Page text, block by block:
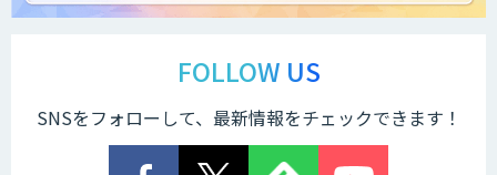
FOLLOW US
SNSをフォローして、最新情報をチェックできます！